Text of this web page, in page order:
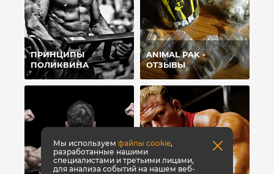
ПРИНЦИПЫ
ПОЛИКВИНА
ANIMAL PAK -
ОТЗЫВЫ
Мы используемфайлы cookie,
разработанные нашими
специалистами и третьими лицами,
для анализа событий на нашем веб-